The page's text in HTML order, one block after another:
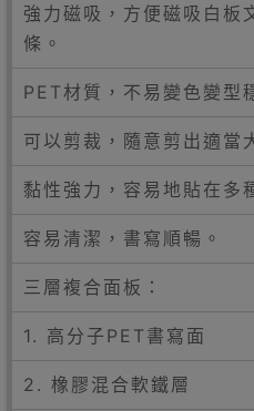
強力磁吸，方便磁吸白板
條。
PET材質，不易變色變型
可以剪裁，隨意剪出適當
黏性強力，容易地貼在多
容易清潔，書寫順暢。
三層複合面板：
1. 高分子PET書寫面
2. 橡膠混合軟鐵層